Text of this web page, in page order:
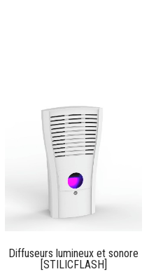
Diffuseurs lumineux et sonore
[STILICFLASH]